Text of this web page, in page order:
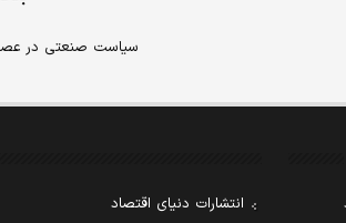
سیاست صنعتی در عصر نااطمینانی
انتشارات دنیای اقتصاد